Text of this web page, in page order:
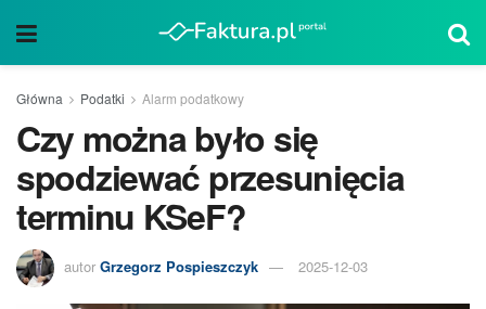
Główna Podatki Alarm podatkowy
Czy można było się
spodziewać przesunięcia
terminu KSeF?
autor Grzegorz Pospieszczyk 2025-12-03